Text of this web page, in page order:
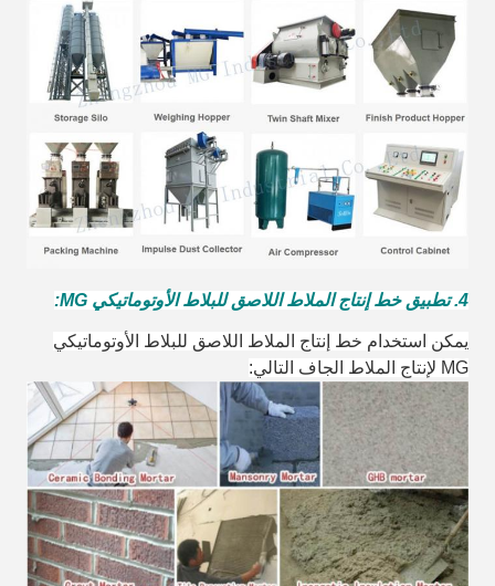
4. تطبيق خط إنتاج الملاط اللاصق للبلاط الأوتوماتيكي MG:
يمكن استخدام خط إنتاج الملاط اللاصق للبلاط الأوتوماتيكي
MG لإنتاج الملاط الجاف التالي: